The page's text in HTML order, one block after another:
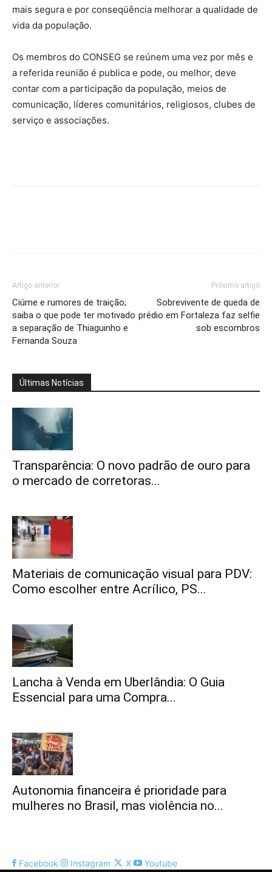
mais segura e por conseqüência melhorar a qualidade de
vida da população.
Os membros do CONSEG se reúnem uma vez por mês e
a referida reunião é publica e pode, ou melhor, deve
contar com a participação da população, meios de
comunicação, líderes comunitários, religiosos, clubes de
serviço e associações.
Artigo anterior
Ciúme e rumores de traição;
saiba o que pode ter motivado
a separação de Thiaguinho e
Fernanda Souza
Próximo artigo
Sobrevivente de queda de
prédio em Fortaleza faz selfie
sob escombros
Últimas Notícias
Transparência: O novo padrão de ouro para
o mercado de corretoras...
Materiais de comunicação visual para PDV:
Como escolher entre Acrílico, PS...
Lancha à Venda em Uberlândia: O Guia
Essencial para uma Compra...
Autonomia financeira é prioridade para
mulheres no Brasil, mas violência no...
Facebook Instagram X Youtube